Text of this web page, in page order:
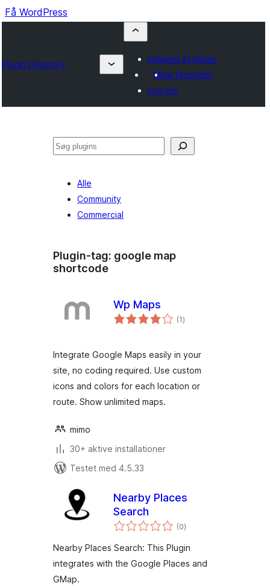
Få WordPress
Plugin Directory
Indsend et plugin
Mine favoritter
Log ind
Søg
Alle
Community
Commercial
Plugin-tag: google map
shortcode
Wp Maps
(1totale
bedømmelser
)
Integrate Google Maps easily in your
site, no coding required. Use custom
icons and colors for each location or
route. Show unlimited maps.
mimo
30+ aktive installationer
Testet med 4.5.33
Nearby Places
Search
(0totale
bedømmelser
)
Nearby Places Search: This Plugin
integrates with the Google Places and
GMap.